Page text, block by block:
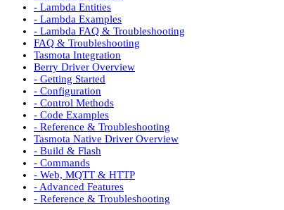
- Lambda Entities
- Lambda Examples
- Lambda FAQ & Troubleshooting
FAQ & Troubleshooting
Tasmota Integration
Berry Driver Overview
- Getting Started
- Configuration
- Control Methods
- Code Examples
- Reference & Troubleshooting
Tasmota Native Driver Overview
- Build & Flash
- Commands
- Web, MQTT & HTTP
- Advanced Features
- Reference & Troubleshooting